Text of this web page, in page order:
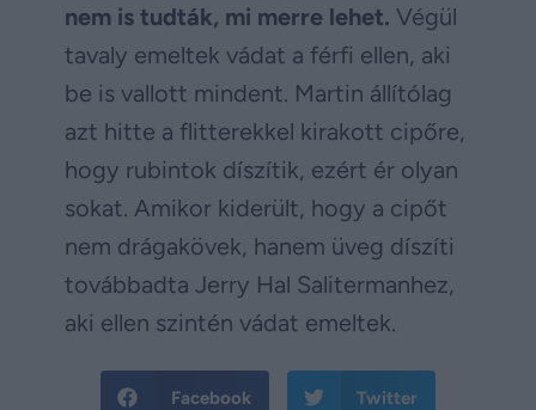
nem is tudták, mi merre lehet. Végül
tavaly emeltek vádat a férfi ellen, aki
be is vallott mindent. Martin állítólag
azt hitte a flitterekkel kirakott cipőre,
hogy rubintok díszítik, ezért ér olyan
sokat. Amikor kiderült, hogy a cipőt
nem drágakövek, hanem üveg díszíti
továbbadta Jerry Hal Salitermanhez,
aki ellen szintén vádat emeltek.
Facebook Twitter